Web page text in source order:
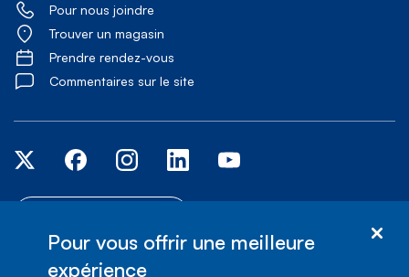
Pour nous joindre
Trouver un magasin
Prendre rendez-vous
Commentaires sur le site
© Bell Canada, 2026. Tous droits réservés.
Pour vous offrir une meilleure
expérience